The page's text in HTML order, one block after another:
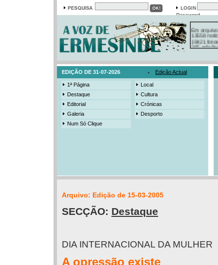
Password
Em arquivo
13558
19421
385
3206
EDIÇÃO DE 31-07-2026 Edição Actual
1ª Página
Destaque
Editorial
Galeria
Num Só Clique
Local
Cultura
Crónicas
Desporto
Arquivo: Edição de 15-03-2005
SECÇÃO: Destaque
DIA INTERNACIONAL DA MULHER
A opressão existe